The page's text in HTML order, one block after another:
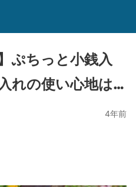
ぷちっと小銭入
れの使い心地は…
4年前